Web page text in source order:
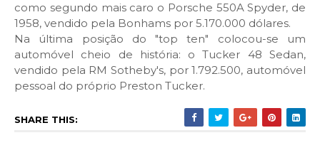
como segundo mais caro o Porsche 550ASpyder, de
1958, vendido pela Bonhams por 5.170.000 dólares.
Na última posição do "top ten" colocou-se um
automóvel cheio de história: o Tucker 48 Sedan,
vendido pela RM Sotheby's, por 1.792.500, automóvel
pessoal do próprio Preston Tucker.
SHARE THIS: